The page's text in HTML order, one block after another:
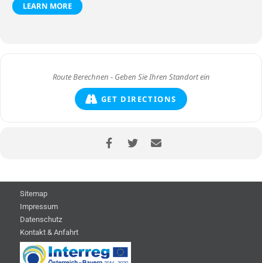
LEARN MORE
GET DIRECTIONS
Sitemap
Impressum
Datenschutz
Kontakt & Anfahrt